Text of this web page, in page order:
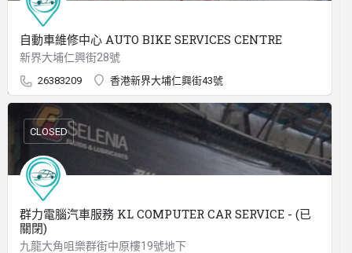
自動車維修中心 AUTO BIKE SERVICES CENTRE
新界大埔仁興街28號
26383209 香港新界大埔仁興街43號
群力電腦汽車服務 KL COMPUTER CAR SERVICE - (已
關閉)
九龍大角咀樂群街中原樓19號地下
CLOSED